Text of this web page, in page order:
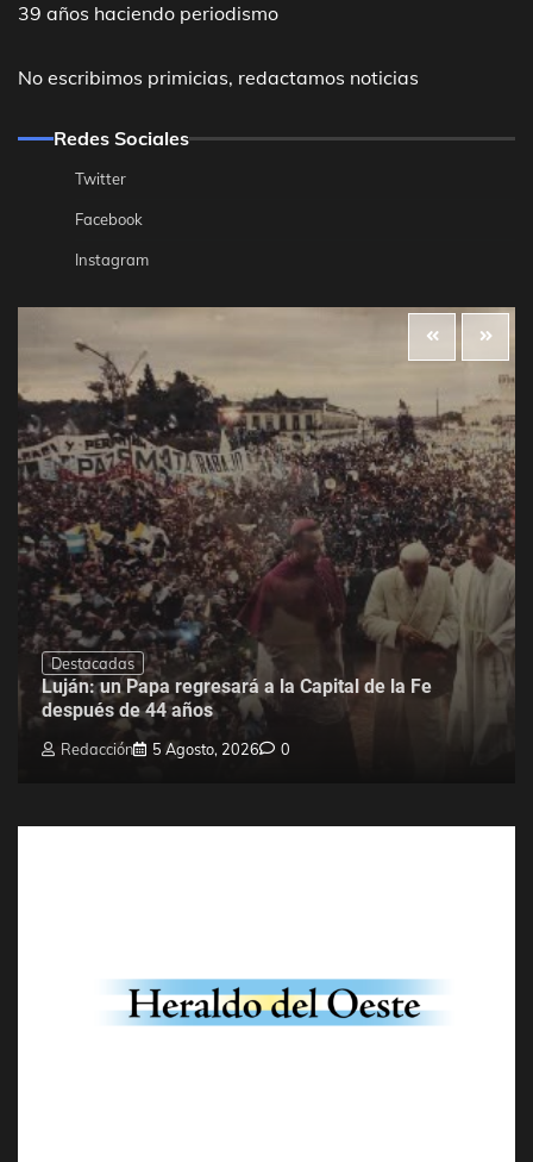
39 años haciendo periodismo
No escribimos primicias, redactamos noticias
Redes Sociales
Twitter
Facebook
Instagram
Destacadas
Luján: un Papa regresará a la Capital de la Fe
después de 44 años
Redacción 5 Agosto, 2026 0